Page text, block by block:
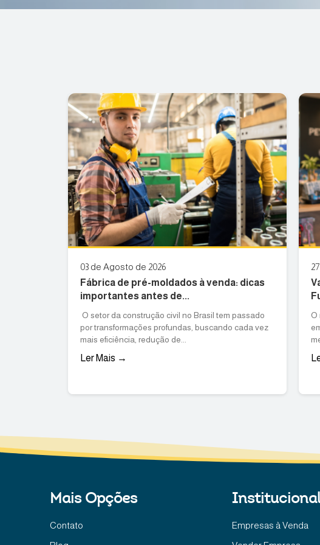
03 de Agosto de 2026
Fábrica de pré-moldados à venda: dicas
importantes antes de...
O setor da construção civil no Brasil tem passado
por transformações profundas, buscando cada vez
mais eficiência, redução de...
Ler Mais →
O
Mais Opções
Contato
Empresas à Venda